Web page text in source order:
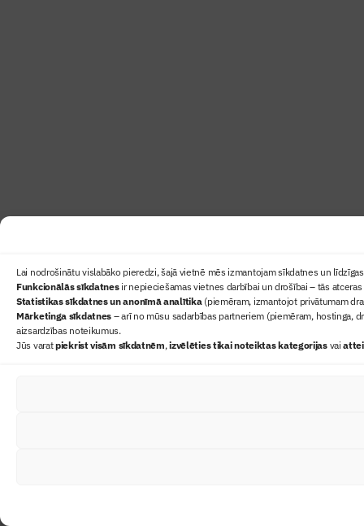
Lai nodrošinātu vislabāko pieredzi, šajā vietnē mēs izmantojam sīkdatnes un
Funkcionālās sīkdatnesir nepieciešamas vietnes darbībai un drošībai – tās
Statistikas sīkdatnes un anonīmā analītika(piemēram, izmantojot privātumam
Mārketinga sīkdatnes – arī no mūsu sadarbības partneriem (piemēram, hostinga,
aizsardzības noteikumus.
Jūs varatpiekrist visām sīkdatnēm,izvēlēties tikai noteiktas kategorijasvai